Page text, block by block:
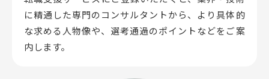
に精通した専門のコンサルタントから、 より具体的
な求める人物像や、選考通過のポイントなどをご案
内します。